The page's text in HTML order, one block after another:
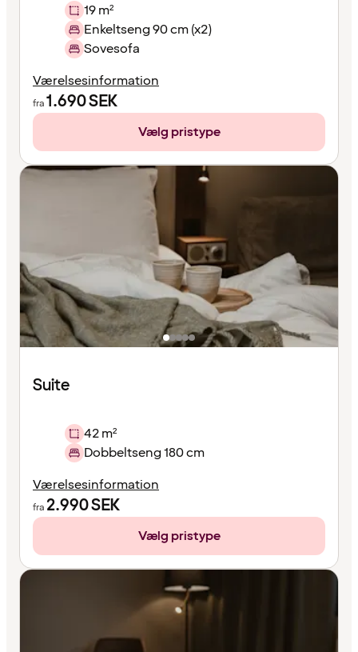
19 m²
Enkeltseng 90 cm (x2)
Sovesofa
Værelsesinformation
fra1.690SEK
Vælg pristype
Suite
42 m²
Dobbeltseng 180 cm
Værelsesinformation
fra 2.990SEK
Vælg pristype